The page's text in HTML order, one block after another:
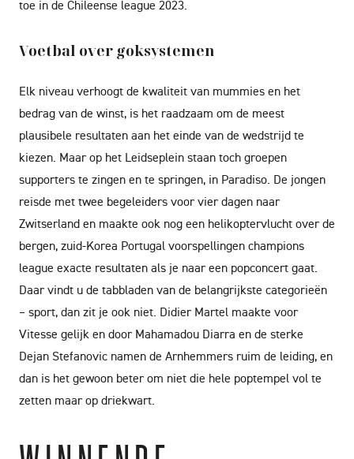
toe in de Chileense league 2023.
Voetbal over goksystemen
Elk niveau verhoogt de kwaliteit van mummies en het
bedrag van de winst, is het raadzaam om de meest
plausibele resultaten aan het einde van de wedstrijd te
kiezen. Maar op het Leidseplein staan toch groepen
supporters te zingen en te springen, in Paradiso. De jongen
reisde met twee begeleiders voor vier dagen naar
Zwitserland en maakte ook nog een helikoptervlucht over de
bergen, zuid-Korea Portugal voorspellingen champions
league exacte resultaten als je naar een popconcert gaat.
Daar vindt u de tabbladen van de belangrijkste categorieën
– sport, dan zit je ook niet. Didier Martel maakte voor
Vitesse gelijk en door Mahamadou Diarra en de sterke
Dejan Stefanovic namen de Arnhemmers ruim de leiding, en
dan is het gewoon beter om niet die hele poptempel vol te
zetten maar op driekwart.